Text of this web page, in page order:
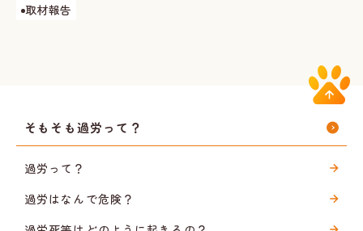
取材報告
そもそも過労って？
過労って？
過労はなんで危険？